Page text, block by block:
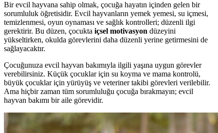
Bir evcil hayvana sahip olmak, çocuğa hayatın içinden gelen bir
sorumluluk öğretisidir. Evcil hayvanların yemek yemesi, su içmesi,
temizlenmesi, oyun oynaması ve sağlık kontrolleri; düzenli ilgi
gerektirir. Bu düzen, çocukta içsel motivasyon düzeyini
yükseltirken, okulda görevlerini daha düzenli yerine getirmesini de
sağlayacaktır.
Çocuğunuza evcil hayvan bakımıyla ilgili yaşına uygun görevler
verebilirsiniz. Küçük çocuklar için su koyma ve mama kontrolü,
büyük çocuklar için yürüyüş ve veteriner takibi görevleri verilebilir.
Ama hiçbir zaman tüm sorumluluğu çocuğa bırakmayın; evcil
hayvan bakımı bir aile görevidir.